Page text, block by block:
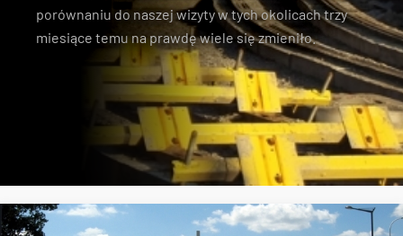
porównaniu do naszej wizyty w tych okolicach trzy
miesiące temu na prawdę wiele się zmieniło.